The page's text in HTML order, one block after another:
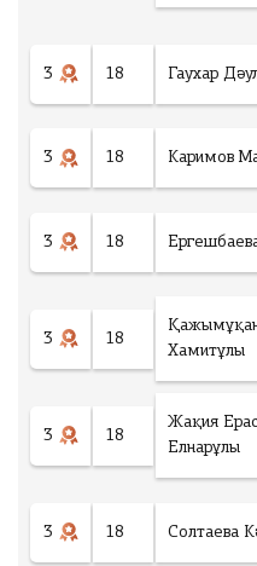
3 18 Гаухар
3 18 Каримов
3 18
3 18
Хамитұлы
3 18
Жақия
Елнарұлы
3 18 Солтаева